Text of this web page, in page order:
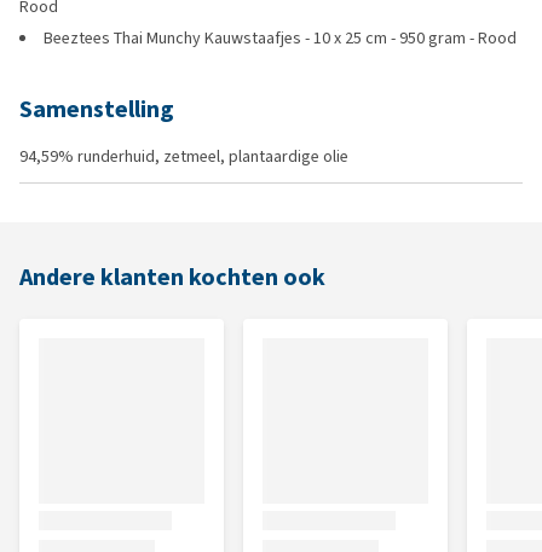
Rood
Beeztees Thai Munchy Kauwstaafjes - 10 x 25 cm - 950 gram - Rood
Samenstelling
94,59% runderhuid, zetmeel, plantaardige olie
Andere klanten kochten ook